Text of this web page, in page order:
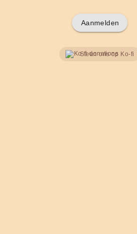
Aanmelden
Steun ons op Ko-fi